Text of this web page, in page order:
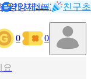
영양제NEW기록
캐시리뷰 친구
0 0
요